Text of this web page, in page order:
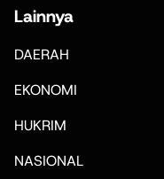
Lainnya
DAERAH
EKONOMI
HUKRIM
NASIONAL